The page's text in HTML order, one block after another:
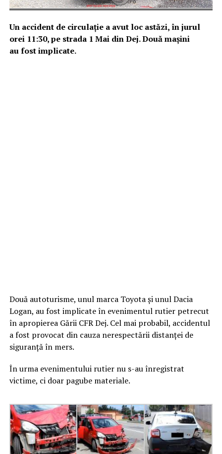
Un accident de circulație a avut loc astăzi, în jurul
orei 11:30, pe strada 1 Mai din Dej. Două mașini
au fost implicate.
Două autoturisme, unul marca Toyota și unul Dacia
Logan, au fost implicate în evenimentul rutier petrecut
în apropierea Gării CFR Dej. Cel mai probabil, accidentul
a fost provocat din cauza nerespectării distanței de
siguranță în mers.
În urma evenimentului rutier nu s-au înregistrat
victime, ci doar pagube materiale.